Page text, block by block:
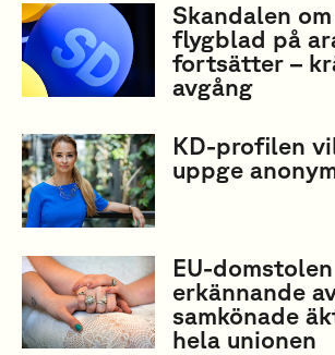
Skandalen om
flygblad på
fortsätter –
avgång
KD-profilen
uppge
EU-
erkännande
samkönade
hela unionen